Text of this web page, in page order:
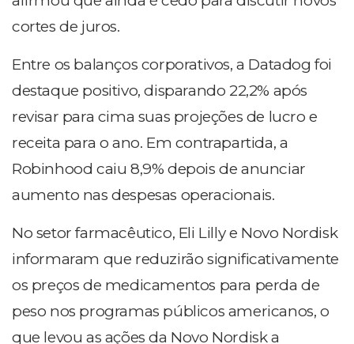
cortes de juros.
Entre os balanços corporativos, a Datadog foi
destaque positivo, disparando 22,2% após
revisar para cima suas projeções de lucro e
receita para o ano. Em contrapartida, a
Robinhood caiu 8,9% depois de anunciar
aumento nas despesas operacionais.
No setor farmacêutico, Eli Lilly e Novo Nordisk
informaram que reduzirão significativamente
os preços de medicamentos para perda de
peso nos programas públicos americanos, o
que levou as ações da Novo Nordisk a